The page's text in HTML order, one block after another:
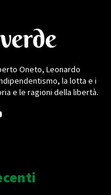
Oneto, Leonardo
la lotta e i
e le ragioni della libertà.